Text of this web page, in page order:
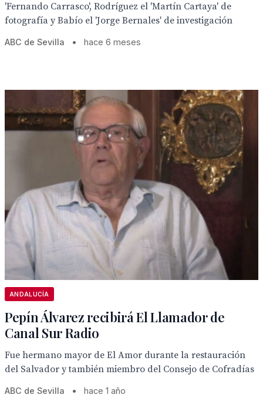
'Fernando Carrasco', Rodríguez el 'Martín Cartaya' de
fotografía y Babío el 'Jorge Bernales' de investigación
ABC de Sevilla • hace 6 meses
ANDALUCÍA
Pepín Álvarez recibirá El Llamador de
Canal Sur Radio
Fue hermano mayor de El Amor durante la restauración
del Salvador y también miembro del Consejo de Cofradías
ABC de Sevilla • hace 1 año